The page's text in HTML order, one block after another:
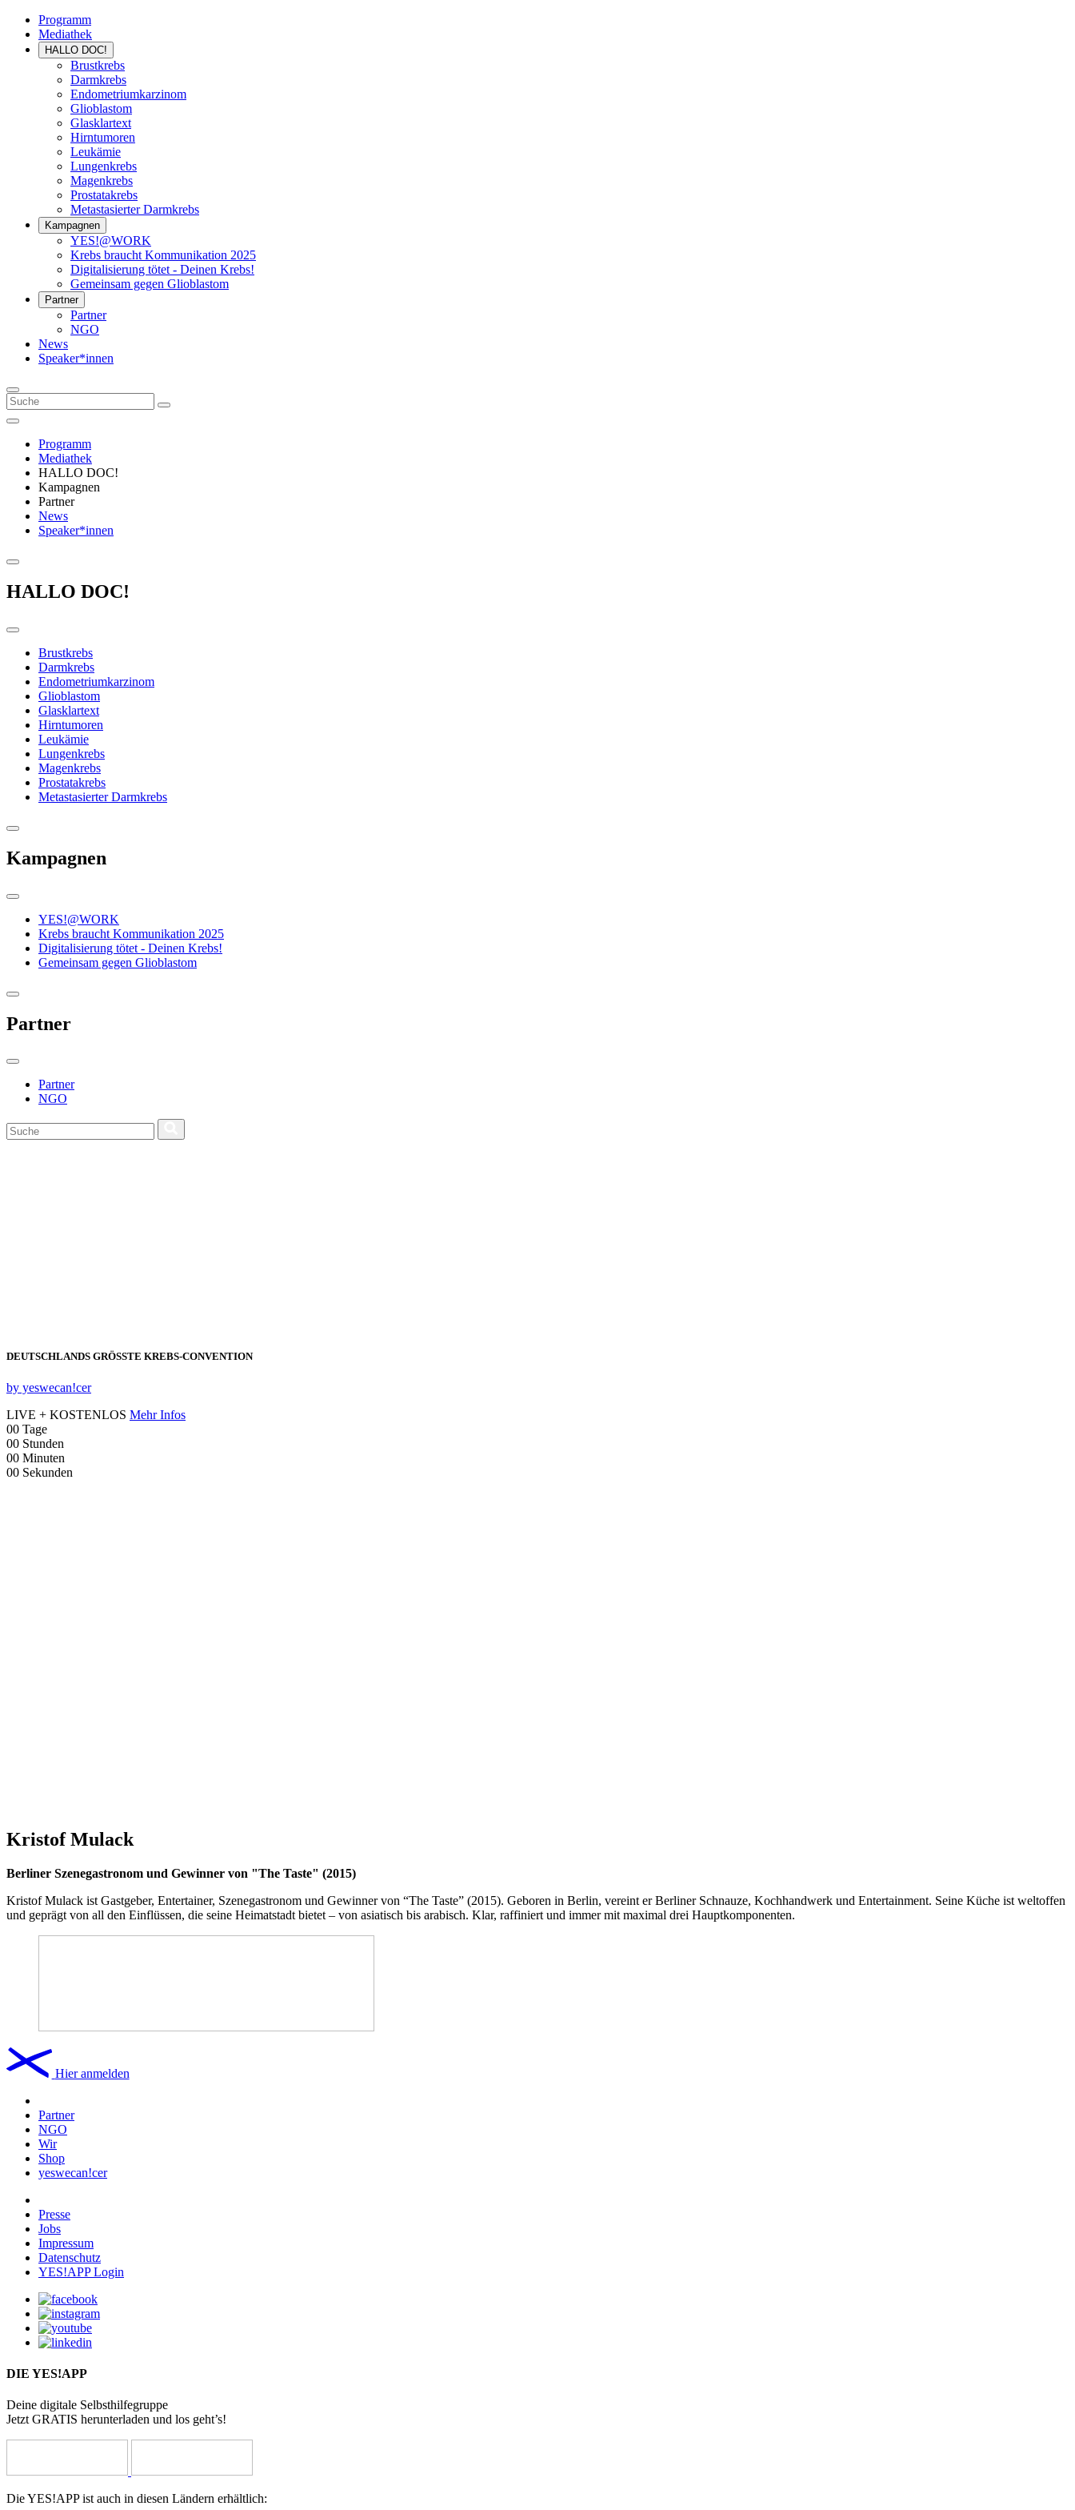
Programm
Mediathek
HALLO DOC!
Brustkrebs
Darmkrebs
Endometriumkarzinom
Glioblastom
Glasklartext
Hirntumoren
Leukämie
Lungenkrebs
Magenkrebs
Prostatakrebs
Metastasierter Darmkrebs
Kampagnen
YES!@WORK
Krebs braucht Kommunikation 2025
Digitalisierung tötet - Deinen Krebs!
Gemeinsam gegen Glioblastom
Partner
Partner
NGO
News
Speaker*innen
Programm
Mediathek
HALLO DOC!
Kampagnen
Partner
News
Speaker*innen
HALLO DOC!
Brustkrebs
Darmkrebs
Endometriumkarzinom
Glioblastom
Glasklartext
Hirntumoren
Leukämie
Lungenkrebs
Magenkrebs
Prostatakrebs
Metastasierter Darmkrebs
Kampagnen
YES!@WORK
Krebs braucht Kommunikation 2025
Digitalisierung tötet - Deinen Krebs!
Gemeinsam gegen Glioblastom
Partner
Partner
NGO
DEUTSCHLANDS GRÖSSTE KREBS‑CONVENTION
by yeswecan!cer
LIVE + KOSTENLOS Mehr Infos
00 Tage
00 Stunden
00 Minuten
00 Sekunden
Kristof Mulack
Berliner Szenegastronom und Gewinner von "The Taste" (2015)
Kristof Mulack ist Gastgeber, Entertainer, Szenegastronom und Gewinner von “The Taste” (2015). Geboren in Berlin, vereint er Berliner Schnauze, Kochhandwerk und Entertainment. Seine Küche ist weltoffen
und geprägt von all den Einflüssen, die seine Heimatstadt bietet – von asiatisch bis arabisch. Klar, raffiniert und immer mit maximal drei Hauptkomponenten.
Hier anmelden
Partner
NGO
Wir
Shop
yeswecan!cer
Presse
Jobs
Impressum
Datenschutz
YES!APP Login
DIE YES!APP
Deine digitale Selbsthilfegruppe
Jetzt GRATIS herunterladen und los geht’s!
Die YES!APP ist auch in diesen Ländern erhältlich: